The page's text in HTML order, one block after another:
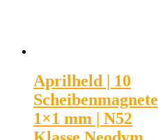
Aprilheld | 10
Scheibenmagnete
1×1 mm | N52